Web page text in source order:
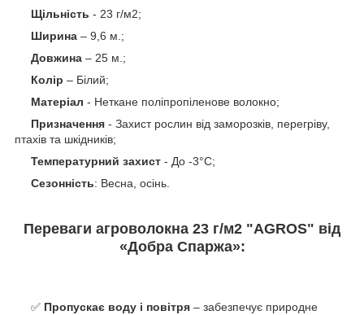
Щільність - 23 г/м2;
Ширина – 9,6 м.;
Довжина – 25 м.;
Колір – Білий;
Матеріал - Неткане поліпропіленове волокно;
Призначення - Захист рослин від заморозків, перегріву,
птахів та шкідників;
Температурний захист - До -3°C;
Сезонність: Весна, осінь.
Переваги агроволокна 23 г/м2 "AGROS" від
«Добра Спаржа»:
✅ Пропускає воду і повітря – забезпечує природне